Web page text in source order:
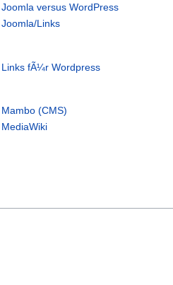
Joomla versus WordPress
Joomla/Links
Links fÃ¼r Wordpress
Mambo (CMS)
MediaWiki